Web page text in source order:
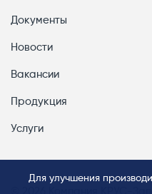
Документы
Новости
Вакансии
Продукция
Услуги
Для улучшения